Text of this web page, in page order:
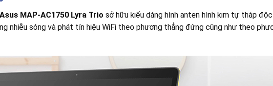
MAP-AC1750 Lyra Trio sở hữu kiểu dáng hình anten hình kim tự tháp
nhiễu sóng và phát tín hiệu WiFi theo phương thẳng đứng cũng như theo